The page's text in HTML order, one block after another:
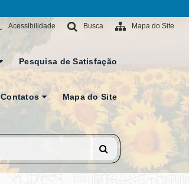
Mapa do Site
Busca
Acessibilidade
Pesquisa de Satisfação
Contatos Mapa do Site